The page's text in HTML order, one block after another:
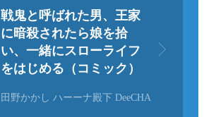
戦鬼と呼ばれた男、王家
に暗殺されたら娘を拾
い、一緒にスローライフ
をはじめる（コミック）
田野かかし ハーーナ殿下 DeeCHA